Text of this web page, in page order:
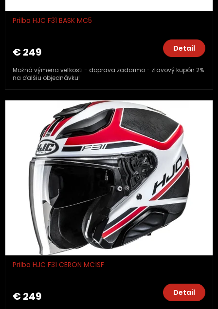
Prilba HJC F31 BASK MC5
€ 249 Detail
Možná výmena veľkosti - doprava zadarmo - zľavový kupón 2%
na ďalšiu objednávku!
Prilba HJC F31 CERON MC1SF
€ 249 Detail